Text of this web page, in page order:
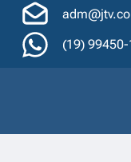
(19)